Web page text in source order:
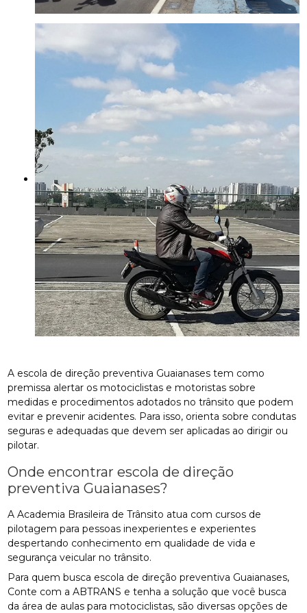
A escola de direção preventiva Guaianases tem como
premissa alertar os motociclistas e motoristas sobre
medidas e procedimentos adotados no trânsito que podem
evitar e prevenir acidentes. Para isso, orienta sobre condutas
seguras e adequadas que devem ser aplicadas ao dirigir ou
pilotar.
Onde encontrar escola de direção
preventiva Guaianases?
A Academia Brasileira de Trânsito atua com cursos de
pilotagem para pessoas inexperientes e experientes
despertando conhecimento em qualidade de vida e
segurança veicular no trânsito.
Para quem busca escola de direção preventiva Guaianases,
Conte com a ABTRANS e tenha a solução que você busca
da área de aulas para motociclistas, são diversas opções de